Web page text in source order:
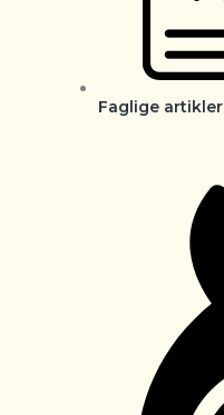
Faglige artikler